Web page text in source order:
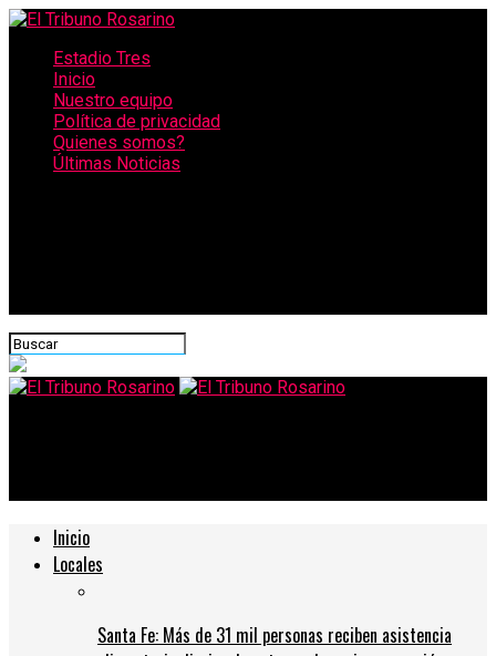
Estadio Tres
Inicio
Nuestro equipo
Política de privacidad
Quienes somos?
Últimas Noticias
Inicio
Locales
Santa Fe: Más de 31 mil personas reciben asistencia